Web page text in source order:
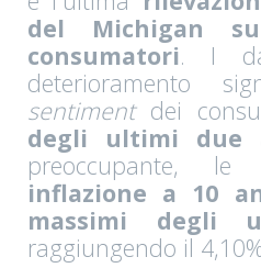
del Michigan
consumatori. I
deterioramento
sentimentdei
degli ultimi due
preoccupante, le
inflazione a 10
massimi degli
raggiungendo il